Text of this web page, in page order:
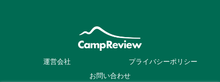
運営会社
プライバシーポリシー
お問い合わせ